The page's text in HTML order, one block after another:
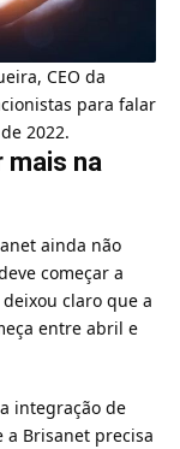
CEO da
para falar
2022.
mais na
ainda não
começar a
deixou claro que a
entre abril e
integração de
a Brisanet precisa